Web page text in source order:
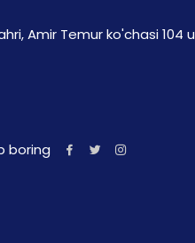
Amir Temur ko'chasi 104
boring